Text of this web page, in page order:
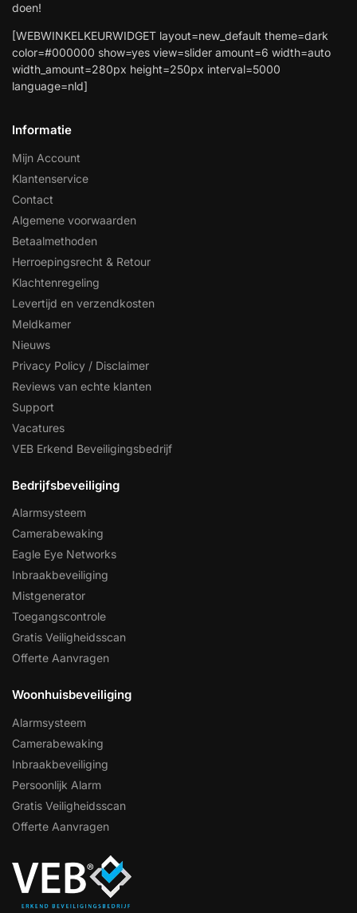
doen!
[WEBWINKELKEURWIDGET layout=new_default theme=dark
color=#000000 show=yes view=slider amount=6 width=auto
width_amount=280px height=250px interval=5000
language=nld]
Informatie
Mijn Account
Klantenservice
Contact
Algemene voorwaarden
Betaalmethoden
Herroepingsrecht & Retour
Klachtenregeling
Levertijd en verzendkosten
Meldkamer
Nieuws
Privacy Policy / Disclaimer
Reviews van echte klanten
Support
Vacatures
VEB Erkend Beveiligingsbedrijf
Bedrijfsbeveiliging
Alarmsysteem
Camerabewaking
Eagle Eye Networks
Inbraakbeveiliging
Mistgenerator
Toegangscontrole
Gratis Veiligheidsscan
Offerte Aanvragen
Woonhuisbeveiliging
Alarmsysteem
Camerabewaking
Inbraakbeveiliging
Persoonlijk Alarm
Gratis Veiligheidsscan
Offerte Aanvragen